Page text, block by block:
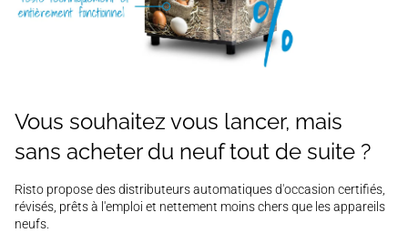
Vous souhaitez vous lancer, mais
sans acheter du neuf tout de suite ?
Risto propose des distributeurs automatiques d'occasion certifiés,
révisés, prêts à l'emploi et nettement moins chers que les appareils
neufs.